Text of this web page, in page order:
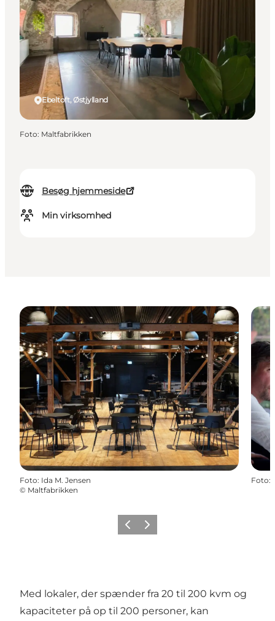
Besøg hjemmeside
Min virksomhed
Ebeltoft, Østjylland
Foto: Maltfabrikken
Foto: Ida M. Jensen
© Maltfabrikken
Foto:
ForrigeNæste
Med lokaler, der spænder fra 20 til 200 kvm og
kapaciteter på op til 200 personer, kan